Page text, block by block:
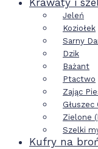
Krawaty i
Jeleń
Koziołek
Sarny
Dzik
Bażant
Ptactwo
Zając
Zielone
Szelki
Kufry na